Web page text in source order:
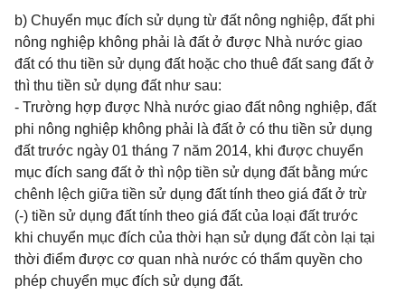
b) Chuyển mục đích sử dụng từ đất nông nghiệp, đất phi
nông nghiệp không phải là đất ở được Nhà nước giao
đất có thu tiền sử dụng đất hoặc cho thuê đất sang đất ở
thì thu tiền sử dụng đất như sau:
- Trường hợp được Nhà nước giao đất nông nghiệp, đất
phi nông nghiệp không phải là đất ở có thu tiền sử dụng
đất trước ngày 01 tháng 7 năm 2014, khi được chuyển
mục đích sang đất ở thì nộp tiền sử dụng đất bằng mức
chênh lệch giữa tiền sử dụng đất tính theo giá đất ở trừ
(-) tiền sử dụng đất tính theo giá đất của loại đất trước
khi chuyển mục đích của thời hạn sử dụng đất còn lại tại
thời điểm được cơ quan nhà nước có thẩm quyền cho
phép chuyển mục đích sử dụng đất.